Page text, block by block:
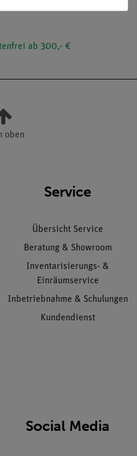
ab 300,- €
oben
Service
Übersicht Service
Beratung & Showroom
Inventarisierungs- &
Einräumservice
Inbetriebnahme & Schulungen
Kundendienst
Social Media